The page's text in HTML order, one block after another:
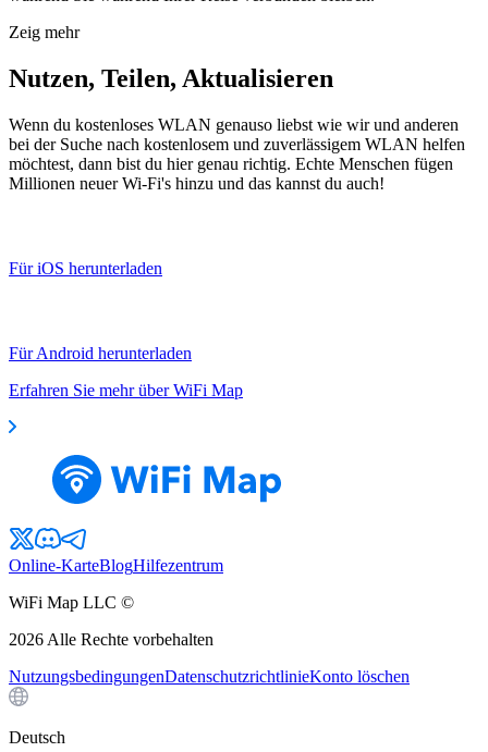
Zeig mehr
Nutzen, Teilen, Aktualisieren
Wenn du kostenloses WLAN genauso liebst wie wir und anderen
bei der Suche nach kostenlosem und zuverlässigem WLAN helfen
möchtest, dann bist du hier genau richtig. Echte Menschen fügen
Millionen neuer Wi-Fi's hinzu und das kannst du auch!
Für iOS herunterladen
Für Android herunterladen
Erfahren Sie mehr über WiFi Map
Online-KarteBlogHilfezentrum
WiFi Map LLC ©
2026 Alle Rechte vorbehalten
NutzungsbedingungenDatenschutzrichtlinieKonto löschen
Deutsch